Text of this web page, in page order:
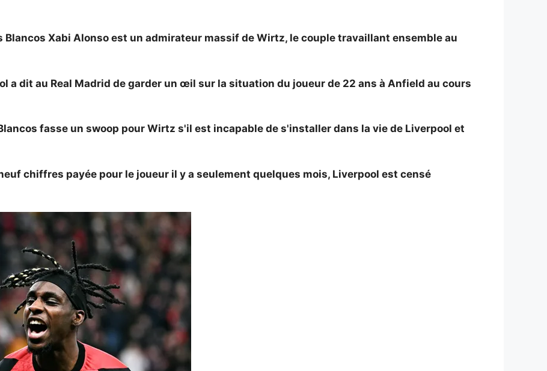
Blancos Xabi Alonso est un admirateur massif de Wirtz, le couple travaillant ensemble au
a dit au Real Madrid de garder un œil sur la situation du joueur de 22 ans à Anfield au cours
fasse un swoop pour Wirtz s'il est incapable de s'installer dans la vie de Liverpool et
chiffres payée pour le joueur il y a seulement quelques mois, Liverpool est censé